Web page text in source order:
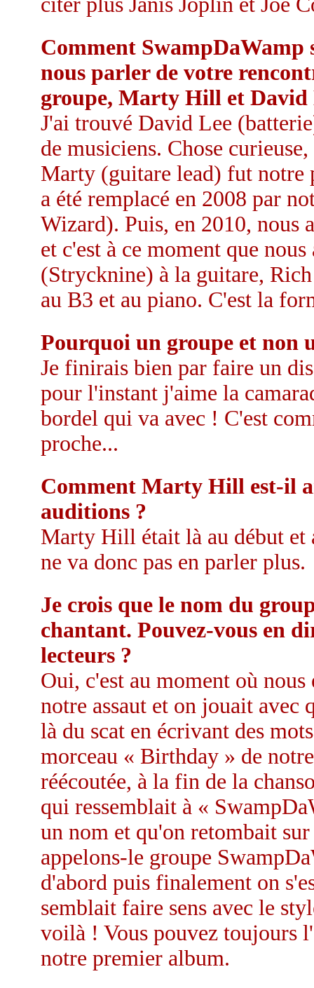
Comment SwampDaWamp
nous parler de votre
groupe, Marty Hill et David
J'ai trouvé David Lee
de musiciens. Chose
Marty (guitare lead) fut notre
a été remplacé en 2008 par
Wizard). Puis, en 2010, nous
et c'est à ce moment que
(Strycknine) à la guitare,
au B3 et au piano. C'est la
Pourquoi un groupe et non
Je finirais bien par faire un
pour l'instant j'aime la
bordel qui va avec ! C'est
proche...
Comment Marty Hill est-il
auditions ?
Marty Hill était là au début et
ne va donc pas en parler plus.
Je crois que le nom du
chantant. Pouvez-vous en
lecteurs ?
Oui, c'est au moment où nous
notre assaut et on jouait avec
là du scat en écrivant des
morceau « Birthday » de
réécoutée, à la fin de la
qui ressemblait à «
un nom et qu'on retombait
appelons-le groupe
d'abord puis finalement on
semblait faire sens avec le
voilà ! Vous pouvez toujours
notre premier album.